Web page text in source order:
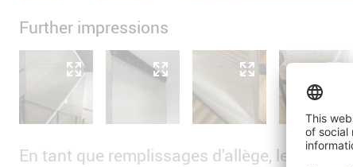
Further impressions
En tant que remplissages d'allège, les